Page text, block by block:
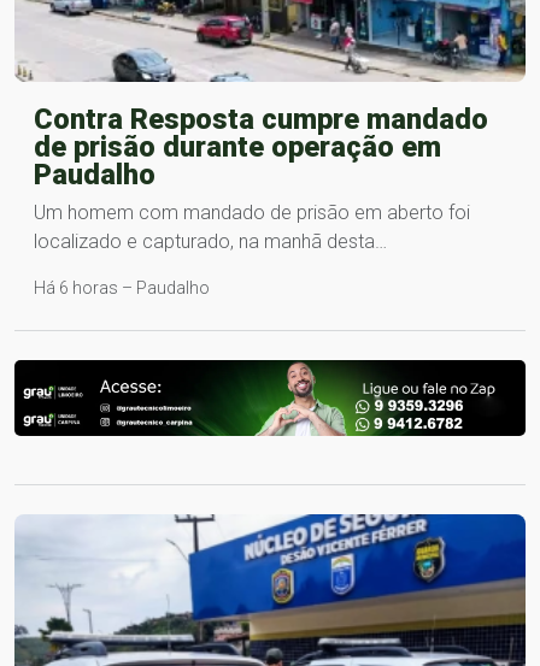
Contra Resposta cumpre mandado
de prisão durante operação em
Paudalho
Um homem com mandado de prisão em aberto foi
localizado e capturado, na manhã desta…
Há 6 horas – Paudalho